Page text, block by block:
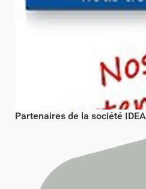
Partenaires de la société IDEA